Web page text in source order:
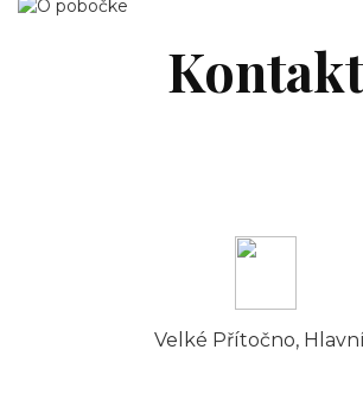
Kontakt
Velké Přítočno, Hlavní